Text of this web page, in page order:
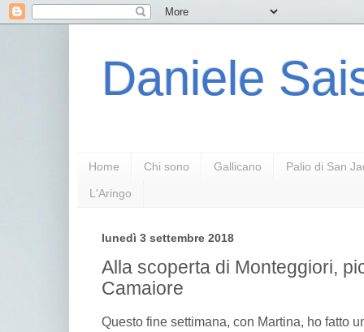
Daniele
Home Chi sono Gallicano Palio di San
L'Aringo
lunedì 3 settembre 2018
Alla scoperta di Monteggiori,
Camaiore
Questo fine settimana, con Martina, ho fatto